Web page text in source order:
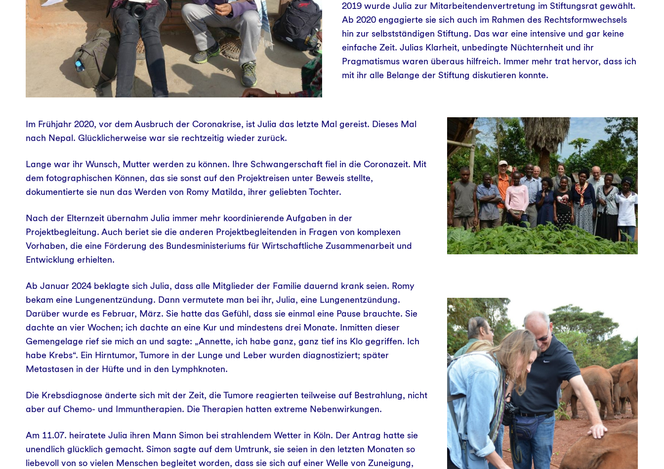
2019 wurde Julia zur Mitarbeitendenvertretung im Stiftungsrat gewählt.
Ab 2020 engagierte sie sich auch im Rahmen des Rechtsformwechsels
hin zur selbstständigen Stiftung. Das war eine intensive und gar keine
einfache Zeit. Julias Klarheit, unbedingte Nüchternheit und ihr
Pragmatismus waren überaus hilfreich. Immer mehr trat hervor, dass ich
mit ihr alle Belange der Stiftung diskutieren konnte.
Im Frühjahr 2020, vor dem Ausbruch der Coronakrise, ist Julia das letzte Mal gereist. Dieses Mal
nach Nepal. Glücklicherweise war sie rechtzeitig wieder zurück.
Lange war ihr Wunsch, Mutter werden zu können. Ihre Schwangerschaft fiel in die Coronazeit. Mit
dem fotographischen Können, das sie sonst auf den Projektreisen unter Beweis stellte,
dokumentierte sie nun das Werden von Romy Matilda, ihrer geliebten Tochter.
Nach der Elternzeit übernahm Julia immer mehr koordinierende Aufgaben in der
Projektbegleitung. Auch beriet sie die anderen Projektbegleitenden in Fragen von komplexen
Vorhaben, die eine Förderung des Bundesministeriums für Wirtschaftliche Zusammenarbeit und
Entwicklung erhielten.
Ab Januar 2024 beklagte sich Julia, dass alle Mitglieder der Familie dauernd krank seien. Romy
bekam eine Lungenentzündung. Dann vermutete man bei ihr, Julia, eine Lungenentzündung.
Darüber wurde es Februar, März. Sie hatte das Gefühl, dass sie einmal eine Pause brauchte. Sie
dachte an vier Wochen; ich dachte an eine Kur und mindestens drei Monate. Inmitten dieser
Gemengelage rief sie mich an und sagte: „Annette, ich habe ganz, ganz tief ins Klo gegriffen. Ich
habe Krebs“. Ein Hirntumor, Tumore in der Lunge und Leber wurden diagnostiziert; später
Metastasen in der Hüfte und in den Lymphknoten.
Die Krebsdiagnose änderte sich mit der Zeit, die Tumore reagierten teilweise auf Bestrahlung, nicht
aber auf Chemo- und Immuntherapien. Die Therapien hatten extreme Nebenwirkungen.
Am 11.07. heiratete Julia ihren Mann Simon bei strahlendem Wetter in Köln. Der Antrag hatte sie
unendlich glücklich gemacht. Simon sagte auf dem Umtrunk, sie seien in den letzten Monaten so
liebevoll von so vielen Menschen begleitet worden, dass sie sich auf einer Welle von Zuneigung,